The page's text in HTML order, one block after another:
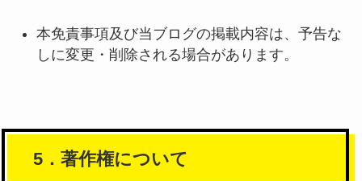
本免責事項及び当ブログの掲載内容は、予告な
しに変更・削除される場合があります。
5．著作権について